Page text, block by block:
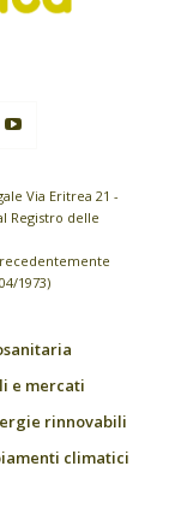
Via Eritrea 21 -
Registro delle
1973)
e mercati
rinnovabili
climatici